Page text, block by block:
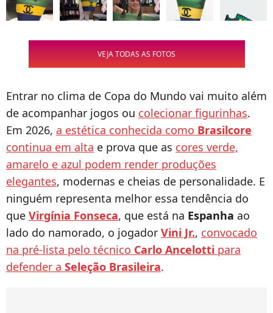
VEJA TODAS AS FOTOS
Entrar no clima de Copa do Mundo vai muito além
de acompanhar jogos ou colecionar figurinhas.
Em 2026, a estética conhecida como Brasilcore
continua em alta e prova que as cores verde,
amarelo e azul podem render produções
elegantes, modernas e cheias de personalidade. E
ninguém representa melhor essa tendência do
que Virgínia Fonseca, que está na Espanha ao
lado do namorado, o jogador Vini Jr., convocado
na pré-lista pelo técnico Carlo Ancelotti para
defender a Seleção Brasileira.